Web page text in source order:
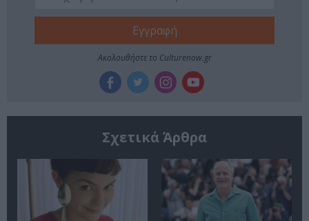
Ακολουθήστε το Culturenow.gr
Σχετικά Άρθρα